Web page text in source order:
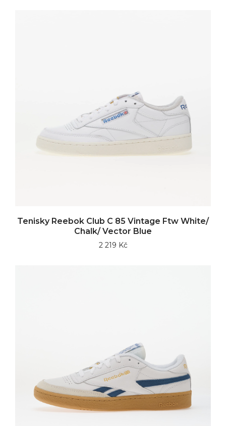
Tenisky Reebok Club C 85 Vintage Ftw White/
Chalk/ Vector Blue
2 219 Kč